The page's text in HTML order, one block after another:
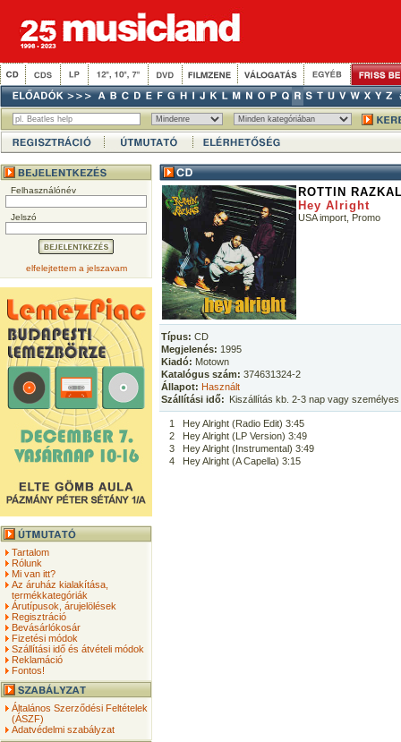
Felhasználónév
Jelszó
elfelejtettem a jelszavam
Tartalom
Rólunk
Mi van itt?
Az áruház kialakítása,
termékkategóriák
Árutípusok, árujelölések
Regisztráció
Bevásárlókosár
Fizetési módok
Szállítási idő és átvételi módok
Reklamáció
Fontos!
Általános Szerződési Feltételek
(ÁSZF)
Adatvédelmi szabályzat
ROTTIN
Hey Alright
USA import, Promo
Típus: CD
Megjelenés: 1995
Kiadó: Motown
Katalógus szám: 374631324-2
Állapot: Használt
Szállítási idő: Kiszállítás kb. 2-3 nap vagy
1
Hey Alright (Radio Edit) 3:45
2
Hey Alright (LP Version) 3:49
3
Hey Alright (Instrumental) 3:49
4
Hey Alright (A Capella) 3:15